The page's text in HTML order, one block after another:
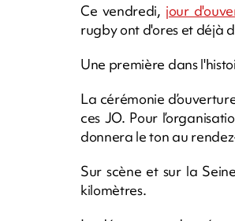
Ce vendredi, jour
rugby ont d'ores et déjà
Une première dans
La cérémonie
ces JO. Pour
donnera le ton au
Sur scène et sur la
kilomètres.